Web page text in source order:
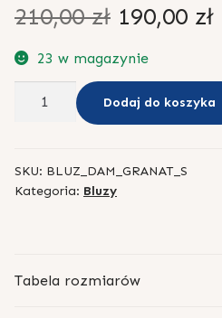
210,00zł Pierwotna
cena
wynosiła:
210,00
190,00 zł
23 w magazynie
Dodaj do koszyka
SKU: BLUZ_DAM_GRANAT_S
Kategoria: Bluzy
Tabela rozmiarów